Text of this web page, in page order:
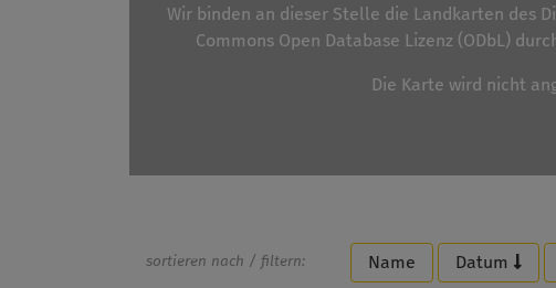
Wir binden an dieser Stelle die Landkarten des
Commons Open Database Lizenz (ODbL)
Die Karte wird nicht
sortieren nach / filtern: Name Datum